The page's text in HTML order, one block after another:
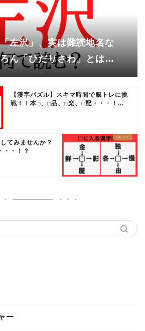
左沢」、実は難読地名な
ん「ひだりさわ」とは読
意！
【漢字パズル】スキマ時間で脳トレに挑
戦！！本□、□品、□楽、□配・・・！...
てみませんか？
・・！？
ー